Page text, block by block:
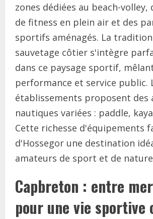
zones dédiées au beach-volley,
de fitness en plein air et des
sportifs aménagés. La
sauvetage côtier s'intègre
dans ce paysage sportif,
performance et service public.
établissements proposent des
nautiques variées : paddle,
Cette richesse d'équipements
d'Hossegor une destination
amateurs de sport et de
Capbreton : entre
pour une vie sportive